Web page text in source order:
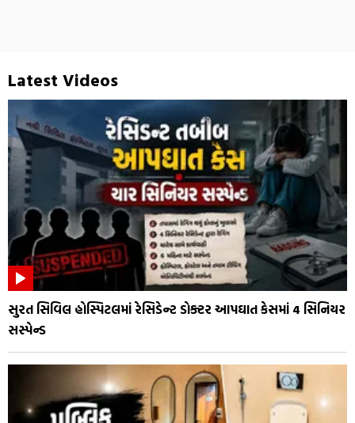
Latest Videos
સુરત સિવિલ હોસ્પિટલમાં રેસિડેન્ટ ડોક્ટર આપઘાત કેસમાં 4 સિનિયર
સસ્પેન્ડ